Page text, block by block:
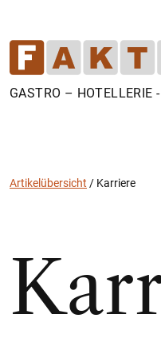
GASTRO – HOTELLERIE
Artikelübersicht / Karriere